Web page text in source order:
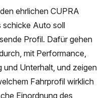
ehrlichen CUPRA
schicke Auto soll
Profil. Dafür gehen
mit Performance,
und Unterhalt, und zeigen
Fahrprofil wirklich
Einordnung des